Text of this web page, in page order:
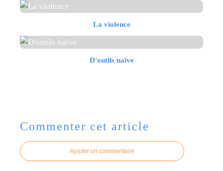
La violence
D'outils naïve
Commenter cet article
Ajouter un commentaire